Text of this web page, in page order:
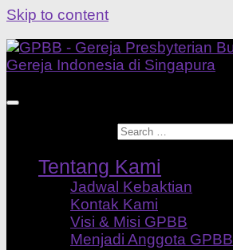
Skip to content
Tentang Kami
Jadwal Kebaktian
Kontak Kami
Visi & Misi GPBB
Menjadi Anggota GPBB